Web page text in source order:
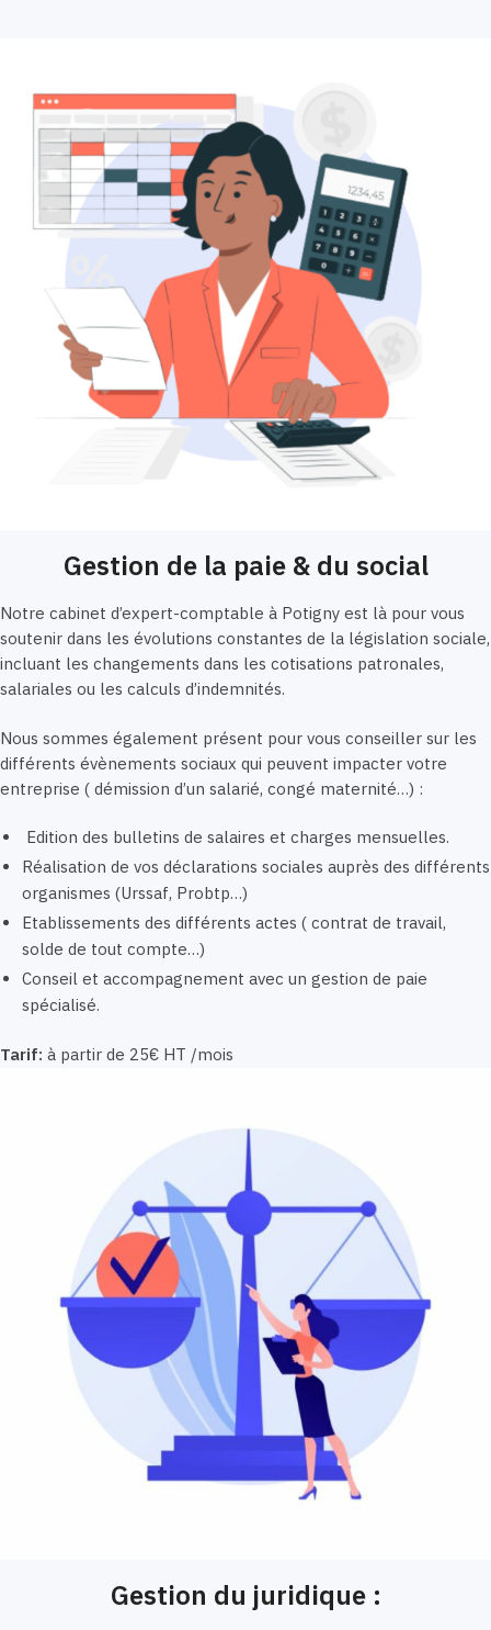
Gestion de la paie & du social
Notre cabinet d’expert-comptable à Potigny est là pour vous
soutenir dans les évolutions constantes de la législation sociale,
incluant les changements dans les cotisations patronales,
salariales ou les calculs d’indemnités.
Nous sommes également présent pour vous conseiller sur les
différents évènements sociaux qui peuvent impacter votre
entreprise ( démission d’un salarié, congé maternité…) :
Edition des bulletins de salaires et charges mensuelles.
Réalisation de vos déclarations sociales auprès des différents
organismes (Urssaf, Probtp…)
Etablissements des différents actes ( contrat de travail,
solde de tout compte…)
Conseil et accompagnement avec un gestion de paie
spécialisé.
Tarif: à partir de 25€ HT /mois
Gestion du juridique :